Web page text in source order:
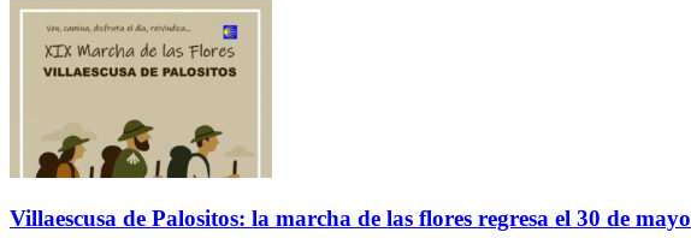
Villaescusa de Palositos: la marcha de las flores regresa el 30 de mayo